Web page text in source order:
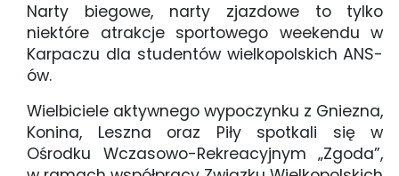
Narty biegowe, narty zjazdowe to tylko
niektóre atrakcje sportowego weekendu w
Karpaczu dla studentów wielkopolskich ANS-
ów.
Wielbiciele aktywnego wypoczynku z Gniezna,
Konina, Leszna oraz Piły spotkali się w
Ośrodku Wczasowo-Rekreacyjnym „Zgoda”,